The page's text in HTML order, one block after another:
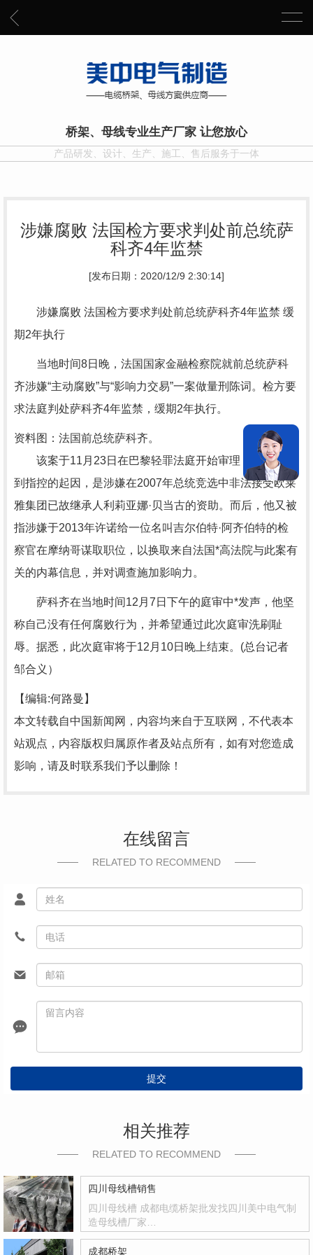
桥架、母线专业生产厂家 让您放心
产品研发、设计、生产、施工、售后服务于一体
涉嫌腐败 法国检方要求判处前总统萨
科齐4年监禁
[发布日期：2020/12/9 2:30:14]
涉嫌腐败 法国检方要求判处前总统萨科齐4年监禁 缓
期2年执行
当地时间8日晚，法国国家金融检察院就前总统萨科
齐涉嫌“主动腐败”与“影响力交易”一案做量刑陈词。检方要
求法庭判处萨科齐4年监禁，缓期2年执行。
资料图：法国前总统萨科齐。
该案于11月23日在巴黎轻罪法庭开始审理，萨科齐受
到指控的起因，是涉嫌在2007年总统竞选中非法接受欧莱
雅集团已故继承人利莉亚娜·贝当古的资助。而后，他又被
指涉嫌于2013年许诺给一位名叫吉尔伯特·阿齐伯特的检
察官在摩纳哥谋取职位，以换取来自法国*高法院与此案有
关的内幕信息，并对调查施加影响力。
萨科齐在当地时间12月7日下午的庭审中*发声，他坚
称自己没有任何腐败行为，并希望通过此次庭审洗刷耻
辱。据悉，此次庭审将于12月10日晚上结束。(总台记者
邹合义）
【编辑:何路曼】
本文转载自中国新闻网，内容均来自于互联网，不代表本
站观点，内容版权归属原作者及站点所有，如有对您造成
影响，请及时联系我们予以删除！
在线留言
RELATED TO RECOMMEND
提交
相关推荐
RELATED TO RECOMMEND
四川母线槽销售
四川母线槽 成都电缆桥架批发找四川美中电气制
造母线槽厂家…
成都桥架